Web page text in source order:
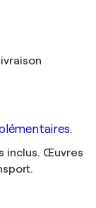
inclus. Œuvres